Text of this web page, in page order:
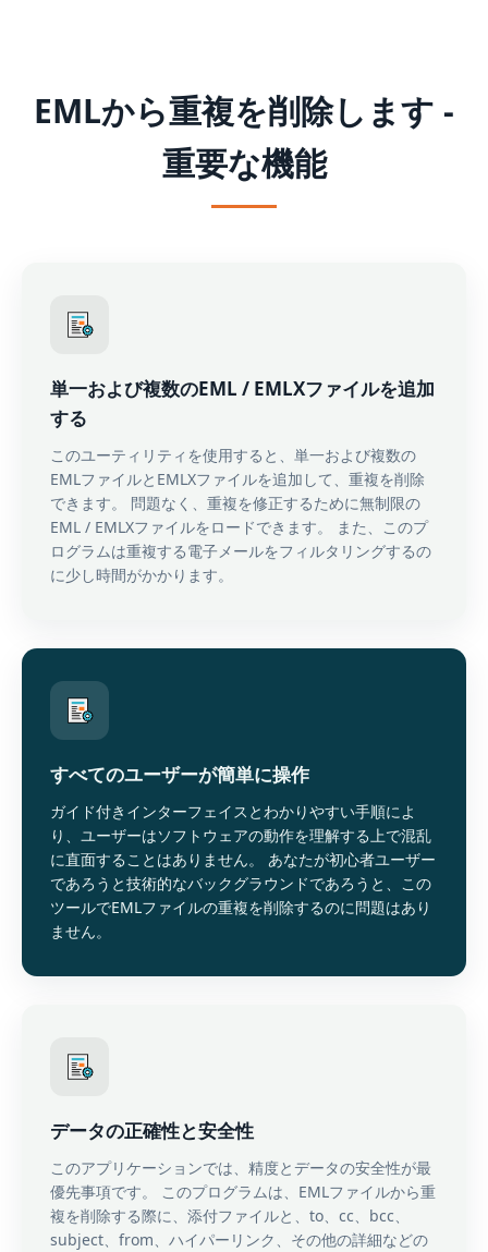
EMLから重複を削除します -
重要な機能
単一および複数のEML / EMLXファイルを追加
する
このユーティリティを使用すると、単一および複数の
EMLファイルとEMLXファイルを追加して、重複を削除
できます。 問題なく、重複を修正するために無制限の
EML / EMLXファイルをロードできます。 また、このプ
ログラムは重複する電子メールをフィルタリングするの
に少し時間がかかります。
すべてのユーザーが簡単に操作
ガイド付きインターフェイスとわかりやすい手順によ
り、ユーザーはソフトウェアの動作を理解する上で混乱
に直面することはありません。 あなたが初心者ユーザー
であろうと技術的なバックグラウンドであろうと、この
ツールでEMLファイルの重複を削除するのに問題はあり
ません。
データの正確性と安全性
このアプリケーションでは、精度とデータの安全性が最
優先事項です。 このプログラムは、EMLファイルから重
複を削除する際に、添付ファイルと、to、cc、bcc、
subject、from、ハイパーリンク、その他の詳細などの